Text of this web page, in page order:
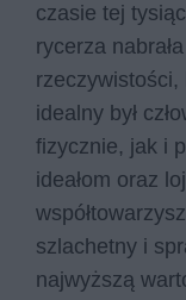
czasie tej
rycerza
idealny był
fizycznie, jak i
ideałom oraz
szlachetny i
najwyższą